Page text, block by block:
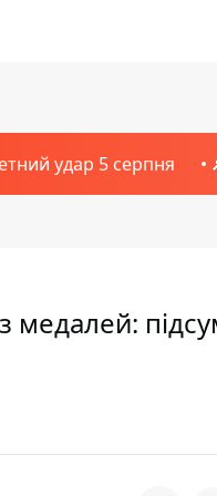
удар 5 серпня
медалей: